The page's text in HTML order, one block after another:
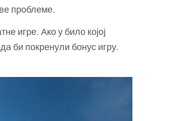
проблеме.
игре. Ако у било којој
би покренули бонус игру.